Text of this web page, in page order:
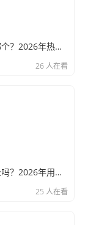
代理ip用哪个？2026年热门选择一次说清楚
26 人在看
代理ip安全吗？2026年用之前先看看这篇心里有底
25 人在看